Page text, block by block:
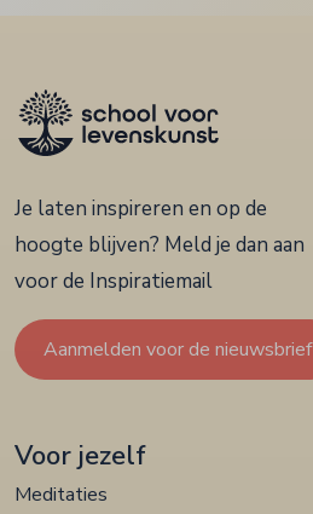
Je laten inspireren en op de
hoogte blijven? Meld je dan aan
voor de Inspiratiemail
Aanmelden voor de nieuwsbrief
Voor jezelf
Meditaties